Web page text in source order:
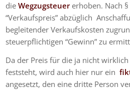
dieWegzugsteuererhoben. Nach
“Verkaufspreis” abzüglich
begleitender Verkaufskosten
steuerpflichtigen “Gewinn” zu
Da der Preis für die ja nicht
feststeht, wird auch hier nur ein
angesetzt, den eine dritte Person